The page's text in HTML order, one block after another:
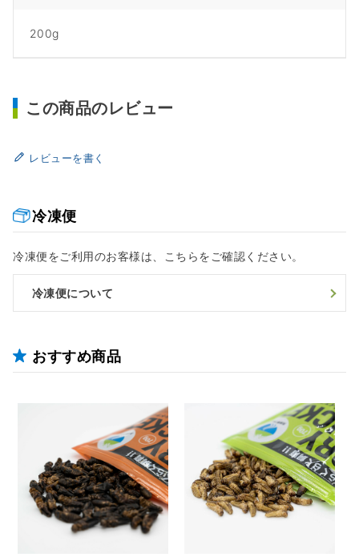
冷凍便
冷凍便をご利用のお客様は、こちらをご確認ください。
冷凍便について
おすすめ商品
200g
この商品のレビュー
レビューを書く